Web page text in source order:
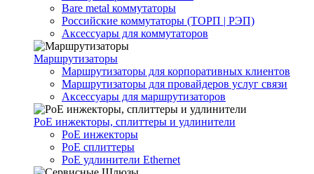
Bare metal коммутаторы
Российские коммутаторы (ТОРП | РЭП)
Аксессуары для коммутаторов
Маршрутизаторы
Маршрутизаторы для корпоративных клиентов
Маршрутизаторы для провайдеров услуг связи
Аксессуары для маршрутизаторов
PoE инжекторы, сплиттеры и удлинители
PoE инжекторы
PoE сплиттеры
PoE удлинители Ethernet